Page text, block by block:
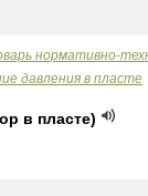
нормативно-
давления в пласте
в пласте)